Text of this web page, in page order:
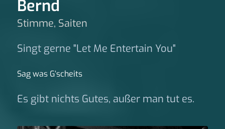
Bernd
Stimme, Saiten
Singt gerne "Let Me Entertain You"
Sag was G‘scheits
Es gibt nichts Gutes, außer man tut es.